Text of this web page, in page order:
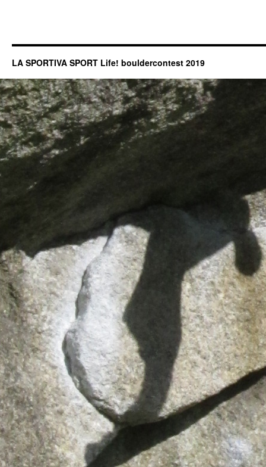
LA SPORTIVA SPORT Life! bouldercontest 2019